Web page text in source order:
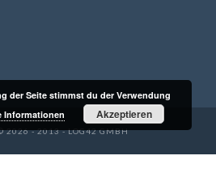
2026 - 2013 - LOG42 GMBH
der Seite stimmst du der Verwendung
Informationen Akzeptieren